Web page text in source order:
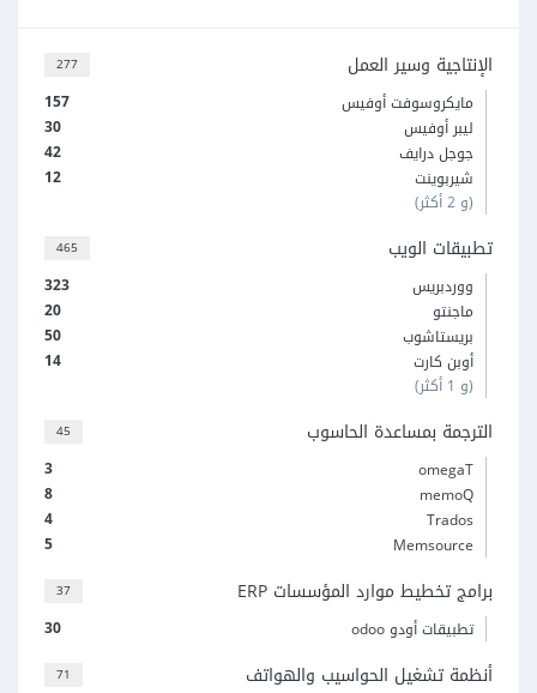
277 الإنتاجية وسير العمل
157
مايكروسوفت أوفيس
30
ليبر أوفيس
42
جوجل درايف
12
شيربوينت
(و 2 أكثر)
465 تطبيقات الويب
323
ووردبريس
20
ماجنتو
50
بريستاشوب
14
أوبن كارت
(و 1 أكثر)
45 الترجمة بمساعدة الحاسوب
3
omegaT
8
memoQ
4
Trados
5
Memsource
37 برامج تخطيط موارد المؤسسات ERP
30 تطبيقات أودو odoo
71 أنظمة تشغيل الحواسيب والهواتف